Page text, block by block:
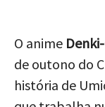
O anime
de outono do
história de